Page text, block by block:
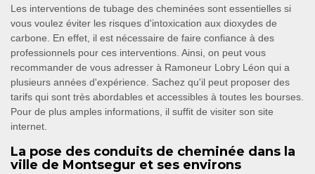
Les interventions de tubage des cheminées sont essentielles si
vous voulez éviter les risques d'intoxication aux dioxydes de
carbone. En effet, il est nécessaire de faire confiance à des
professionnels pour ces interventions. Ainsi, on peut vous
recommander de vous adresser à Ramoneur Lobry Léon qui a
plusieurs années d'expérience. Sachez qu'il peut proposer des
tarifs qui sont très abordables et accessibles à toutes les bourses.
Pour de plus amples informations, il suffit de visiter son site
internet.
La pose des conduits de cheminée dans la
ville de Montsegur et ses environs